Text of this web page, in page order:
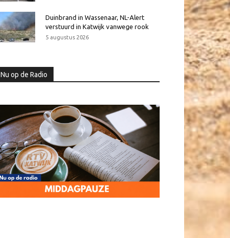
Duinbrand in Wassenaar, NL-Alert
verstuurd in Katwijk vanwege rook
5 augustus 2026
Nu op de Radio